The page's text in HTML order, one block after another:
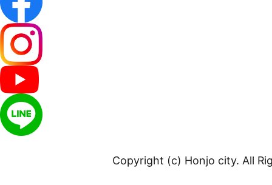
Copyright (c) Honjo city. All